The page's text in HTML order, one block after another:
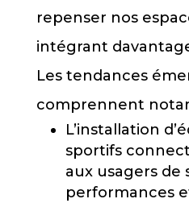
repenser nos
intégrant
Les tendances
comprennent
L’installation
sportifs
aux usagers de
performances